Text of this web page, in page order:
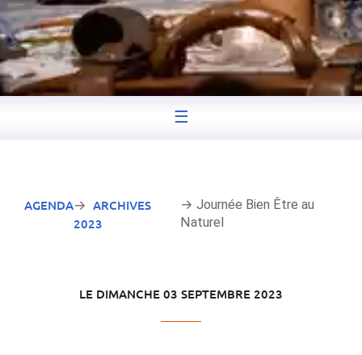
☰
AGENDA→ARCHIVES
2023
→ Journée Bien Être au
Naturel
LE DIMANCHE 03 SEPTEMBRE 2023